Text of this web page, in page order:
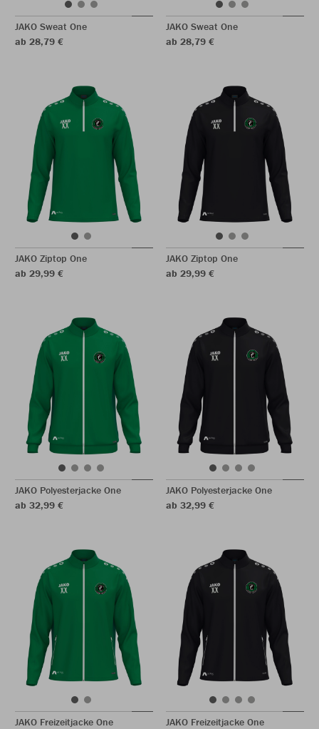
JAKO Sweat One
ab 28,79 €
JAKO Sweat One
ab 28,79 €
JAKO Ziptop One
ab 29,99 €
JAKO Ziptop One
ab 29,99 €
JAKO Polyesterjacke One
ab 32,99 €
JAKO Polyesterjacke One
ab 32,99 €
JAKO Freizeitjacke One JAKO Freizeitjacke One